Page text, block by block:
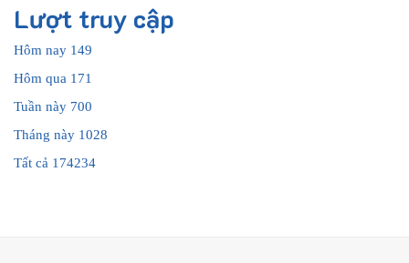
Lượt truy cập
Hôm nay 149
Hôm qua 171
Tuần này 700
Tháng này 1028
Tất cả 174234